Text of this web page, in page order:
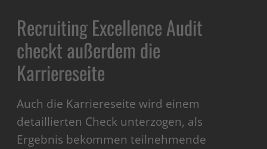
Recruiting Excellence Audit
checkt außerdem die
Karriereseite
Auch die Karriereseite wird einem
detaillierten Check unterzogen, als
Ergebnis bekommen teilnehmende